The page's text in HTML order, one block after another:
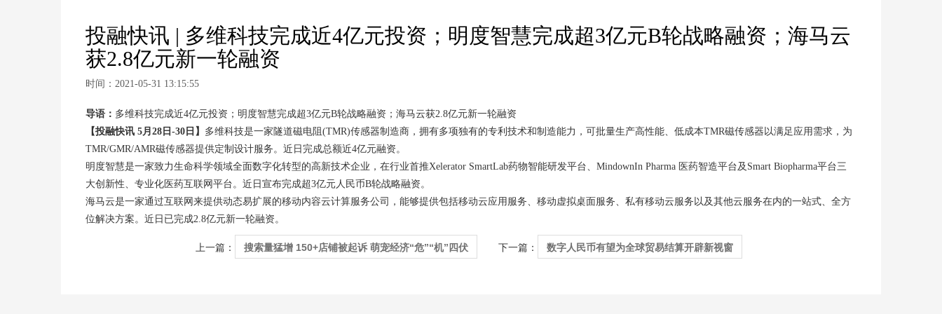
投融快讯 | 多维科技完成近4亿元投资；明度智慧完成超3亿元B轮战略融资；海马云
获2.8亿元新一轮融资
时间：2021-05-31 13:15:55
导语： 多维科技完成近4亿元投资；明度智慧完成超3亿元B轮战略融资；海马云获2.8亿元新一轮融资
【投融快讯 5月28日-30日】 多维科技是一家隧道磁电阻(TMR)传感器制造商，拥有多项独有的专利技术和制造能力，可批量生产高性能、低成本TMR磁传感器以满足应用需求，为
TMR/GMR/AMR磁传感器提供定制设计服务。近日完成总额近4亿元融资。
明度智慧是一家致力生命科学领域全面数字化转型的高新技术企业，在行业首推Xelerator SmartLab药物智能研发平台、MindownIn Pharma 医药智造平台及Smart Biopharma平台三
大创新性、专业化医药互联网平台。近日宣布完成超3亿元人民币B轮战略融资。
海马云是一家通过互联网来提供动态易扩展的移动内容云计算服务公司，能够提供包括移动云应用服务、移动虚拟桌面服务、私有移动云服务以及其他云服务在内的一站式、全方
位解决方案。近日已完成2.8亿元新一轮融资。
上一篇： 搜索量猛增 150+店铺被起诉 萌宠经济“危”“机”四伏 下一篇： 数字人民币有望为全球贸易结算开辟新视窗